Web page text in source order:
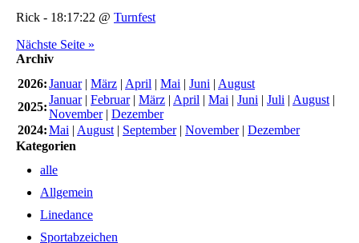
Rick - 18:17:22 @ Turnfest
Nächste Seite »
Archiv
2026:Januar| März | April | Mai | Juni | August
2025:
Januar| Februar| März | April | Mai | Juni | Juli | August |
November| Dezember
2024:Mai | August | September| November| Dezember
Kategorien
alle
Allgemein
Linedance
Sportabzeichen